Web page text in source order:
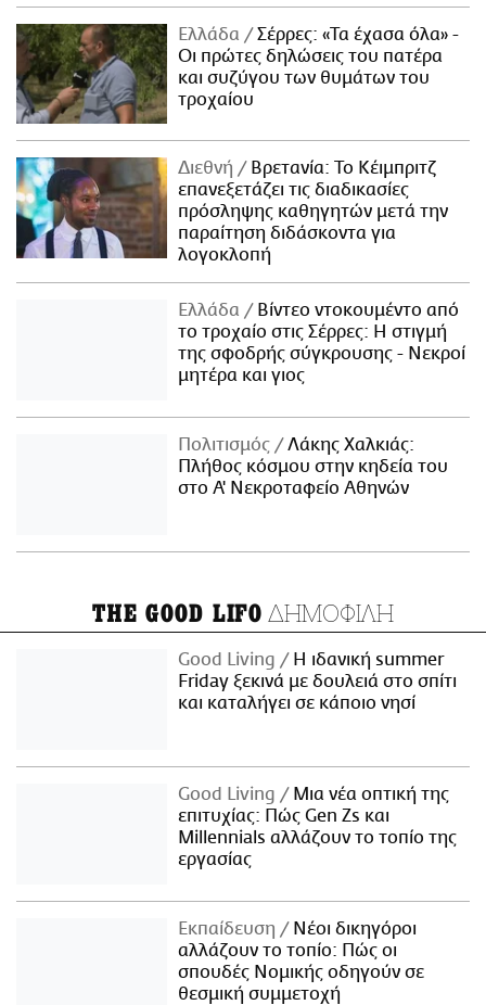
Ελλάδα
Σέρρες: «Τα έχασα όλα» -
Οι πρώτες δηλώσεις του πατέρα
και συζύγου των θυμάτων του
τροχαίου
Διεθνή
Βρετανία: Το Κέιμπριτζ
επανεξετάζει τις διαδικασίες
πρόσληψης καθηγητών μετά την
παραίτηση διδάσκοντα για
λογοκλοπή
Ελλάδα
Βίντεο ντοκουμέντο από
το τροχαίο στις Σέρρες: Η στιγμή
της σφοδρής σύγκρουσης - Νεκροί
μητέρα και γιος
Πολιτισμός
Λάκης Χαλκιάς:
Πλήθος κόσμου στην κηδεία του
στο Α' Νεκροταφείο Αθηνών
THE GOOD LIFO ΔΗΜΟΦΙΛΗ
Good Living
Η ιδανική summer
Friday ξεκινά με δουλειά στο σπίτι
και καταλήγει σε κάποιο νησί
Good Living
Μια νέα οπτική της
επιτυχίας: Πώς Gen Zs και
Millennials αλλάζουν το τοπίο της
εργασίας
Εκπαίδευση
Νέοι δικηγόροι
αλλάζουν το τοπίο: Πώς οι
σπουδές Νομικής οδηγούν σε
θεσμική συμμετοχή